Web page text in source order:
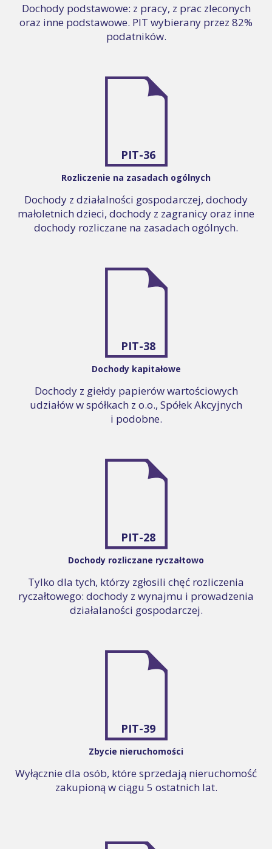
Dochody podstawowe: z pracy, z prac zleconych
oraz inne podstawowe. PIT wybierany przez 82%
podatników.
PIT-36
Rozliczenie na zasadach ogólnych
Dochody z działalności gospodarczej, dochody
małoletnich dzieci, dochody z zagranicy oraz inne
dochody rozliczane na zasadach ogólnych.
PIT-38
Dochody kapitałowe
Dochody z giełdy papierów wartościowych
udziałów w spółkach z o.o., Spółek Akcyjnych
i podobne.
PIT-28
Dochody rozliczane ryczałtowo
Tylko dla tych, którzy zgłosili chęć rozliczenia
ryczałtowego: dochody z wynajmu i prowadzenia
działalaności gospodarczej.
PIT-39
Zbycie nieruchomości
Wyłącznie dla osób, które sprzedają nieruchomość
zakupioną w ciągu 5 ostatnich lat.